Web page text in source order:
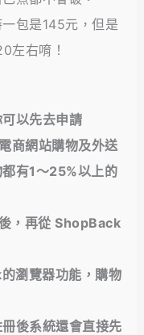
包是145元，但是
左右唷！
以先去申請
商網站購物及外送
有1～25%以上的
，再從 ShopBack
瀏覽器功能，購物
後系統還會直接先